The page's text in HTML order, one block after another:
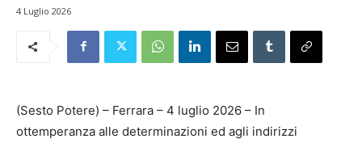
4 Luglio 2026
(Sesto Potere) – Ferrara – 4 luglio 2026 – In
ottemperanza alle determinazioni ed agli indirizzi